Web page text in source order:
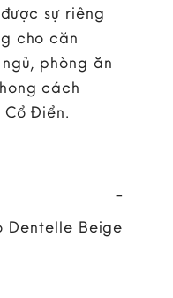
sự riêng
cho căn
phòng ăn
cách
Điển.
Dentelle Beige